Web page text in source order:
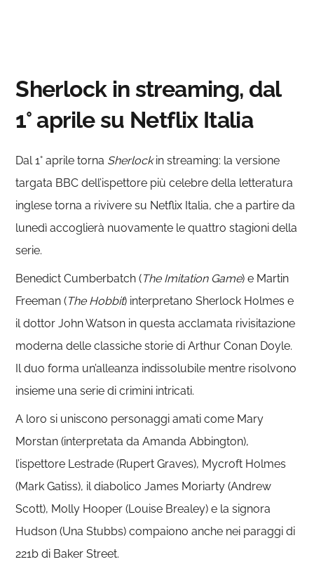
Sherlock in streaming, dal
1° aprile su Netflix Italia
Dal 1° aprile torna Sherlockin streaming: la versione
targata BBC dell’ispettore più celebre della letteratura
inglese torna a rivivere su Netflix Italia, che a partire da
lunedì accoglierà nuovamente le quattro stagioni della
serie.
Benedict Cumberbatch (The Imitation Game) e Martin
Freeman (The Hobbit) interpretano Sherlock Holmes e
il dottor John Watson in questa acclamata rivisitazione
moderna delle classiche storie di Arthur Conan Doyle.
Il duo forma un’alleanza indissolubile mentre risolvono
insieme una serie di crimini intricati.
A loro si uniscono personaggi amati come Mary
Morstan (interpretata da Amanda Abbington),
l’ispettore Lestrade (Rupert Graves), Mycroft Holmes
(Mark Gatiss), il diabolico James Moriarty (Andrew
Scott), Molly Hooper (Louise Brealey) e la signora
Hudson (Una Stubbs) compaiono anche nei paraggi di
221b di Baker Street.